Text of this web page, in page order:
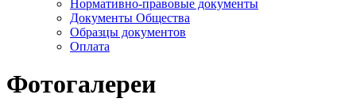
Нормативно-правовые документы
Документы Общества
Образцы документов
Оплата
Фотогалереи